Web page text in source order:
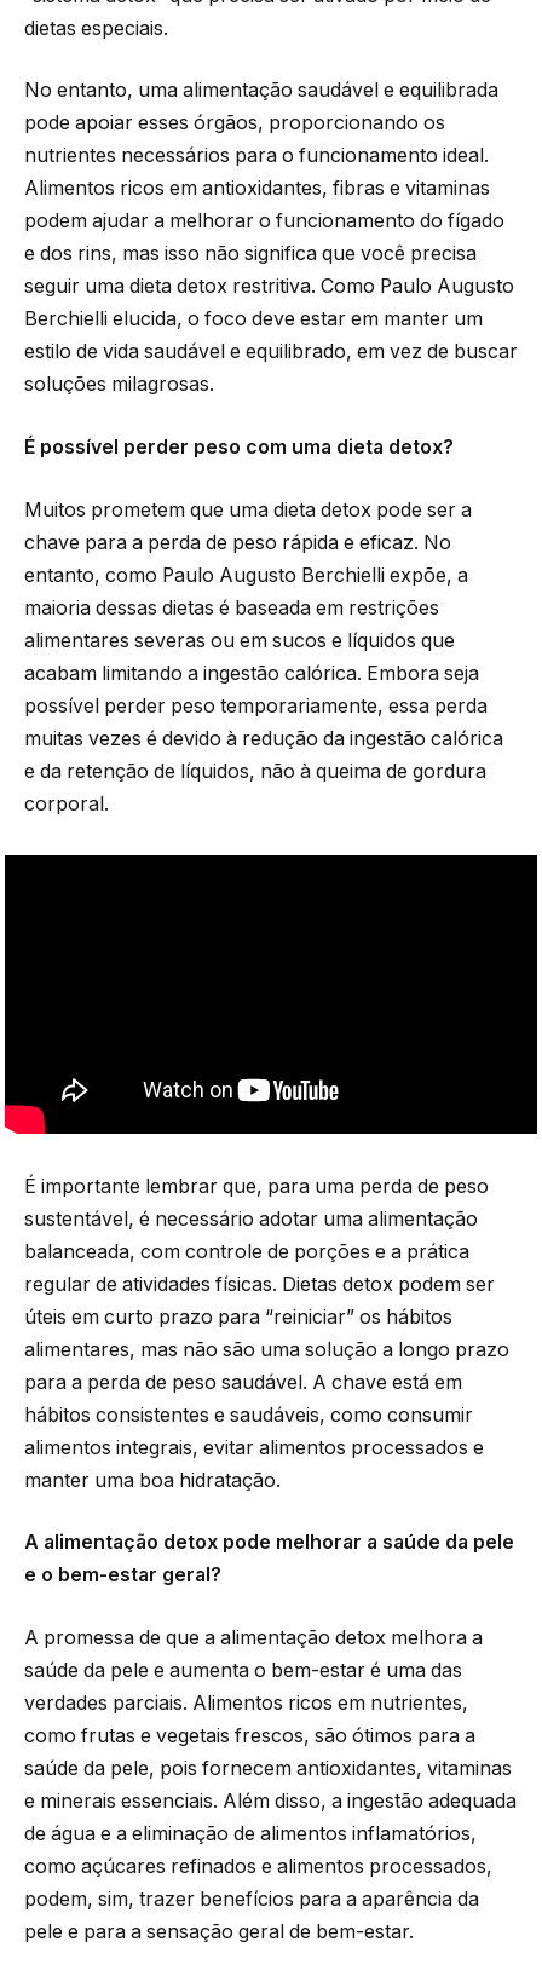
dietas especiais.
No entanto, uma alimentação saudável e equilibrada
pode apoiar esses órgãos, proporcionando os
nutrientes necessários para o funcionamento ideal.
Alimentos ricos em antioxidantes, fibras e vitaminas
podem ajudar a melhorar o funcionamento do fígado
e dos rins, mas isso não significa que você precisa
seguir uma dieta detox restritiva. Como Paulo Augusto
Berchielli elucida, o foco deve estar em manter um
estilo de vida saudável e equilibrado, em vez de buscar
soluções milagrosas.
É possível perder peso com uma dieta detox?
Muitos prometem que uma dieta detox pode ser a
chave para a perda de peso rápida e eficaz. No
entanto, como Paulo Augusto Berchielli expõe, a
maioria dessas dietas é baseada em restrições
alimentares severas ou em sucos e líquidos que
acabam limitando a ingestão calórica. Embora seja
possível perder peso temporariamente, essa perda
muitas vezes é devido à redução da ingestão calórica
e da retenção de líquidos, não à queima de gordura
corporal.
É importante lembrar que, para uma perda de peso
sustentável, é necessário adotar uma alimentação
balanceada, com controle de porções e a prática
regular de atividades físicas. Dietas detox podem ser
úteis em curto prazo para “reiniciar” os hábitos
alimentares, mas não são uma solução a longo prazo
para a perda de peso saudável. A chave está em
hábitos consistentes e saudáveis, como consumir
alimentos integrais, evitar alimentos processados e
manter uma boa hidratação.
A alimentação detox pode melhorar a saúde da pele
e o bem-estar geral?
A promessa de que a alimentação detox melhora a
saúde da pele e aumenta o bem-estar é uma das
verdades parciais. Alimentos ricos em nutrientes,
como frutas e vegetais frescos, são ótimos para a
saúde da pele, pois fornecem antioxidantes, vitaminas
e minerais essenciais. Além disso, a ingestão adequada
de água e a eliminação de alimentos inflamatórios,
como açúcares refinados e alimentos processados,
podem, sim, trazer benefícios para a aparência da
pele e para a sensação geral de bem-estar.